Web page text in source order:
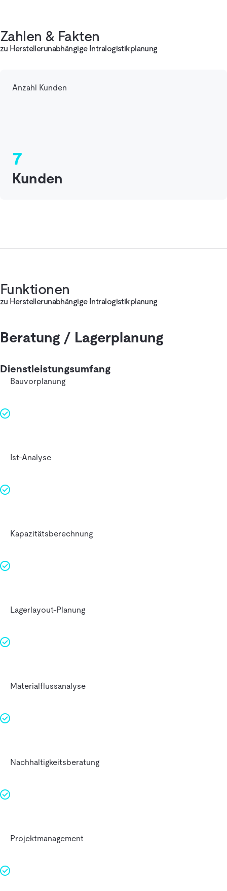
Zahlen & Fakten
zu Herstellerunabhängige Intralogistikplanung
Anzahl Kunden
7
Kunden
Funktionen
zu Herstellerunabhängige Intralogistikplanung
Beratung / Lagerplanung
Dienstleistungsumfang
Bauvorplanung
Ist-Analyse
Kapazitätsberechnung
Lagerlayout-Planung
Materialflussanalyse
Nachhaltigkeitsberatung
Projektmanagement